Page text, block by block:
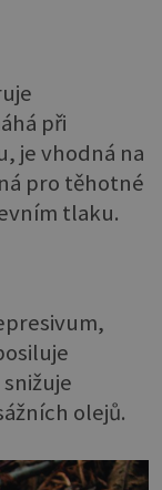
při
je vhodná na
pro těhotné
tlaku.
olejů.